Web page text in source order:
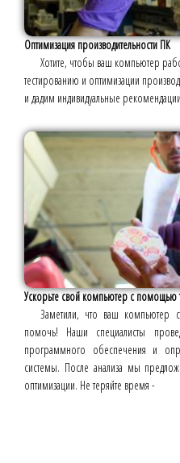
Оптимизация производительности ПК
Хотите, чтобы ваш компьютер
тестированию и оптимизации
и дадим индивидуальные
Ускорьте свой компьютер с помощью
Заметили, что ваш компьютер
помочь! Наши специалисты
программного обеспечения и
системы. После анализа мы
оптимизации. Не теряйте время -